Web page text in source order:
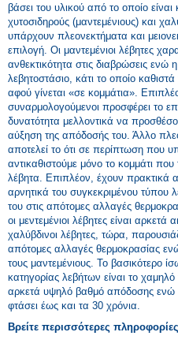
βάσει του υλικού από το οποίο
χυτοσιδηρούς (μαντεμένιους) και
υπάρχουν πλεονεκτήματα και
επιλογή. Οι μαντεμένιοι λέβητες
ανθεκτικότητα στις διαβρώσεις ενώ
λεβητοστάσιο, κάτι το οποίο
αφού γίνεται «σε κομμάτια».
συναρμολογούμενοι προσφέρει το
δυνατότητα μελλοντικά να
αύξηση της απόδοσής του. Άλλο
αποτελεί το ότι σε περίπτωση που
αντικαθιστούμε μόνο το κομμάτι
λέβητα. Επιπλέον, έχουν πρακτικά
αρνητικά του συγκεκριμένου τύπου
του στις απότομες αλλαγές
οι μεντεμένιοι λέβητες είναι αρκετά
χαλύβδινοι λέβητες, τώρα,
απότομες αλλαγές θερμοκρασίας
τους μαντεμένιους. Το βασικότερο
κατηγορίας λεβήτων είναι το
αρκετά υψηλό βαθμό απόδοσης ενώ
φτάσει έως και τα 30 χρόνια.
Βρείτε περισσότερες πληροφορίες